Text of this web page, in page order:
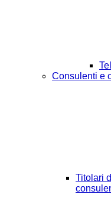
Consulenti e
Titolari